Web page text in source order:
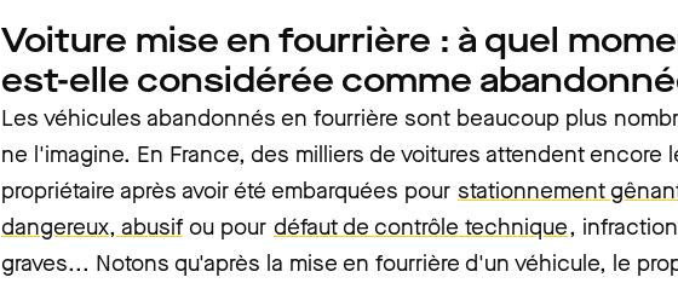
Voiture mise en fourrière : à quel
est-elle considérée comme
Les véhicules abandonnés en fourrière sont beaucoup plus
ne l'imagine. En France, des milliers de voitures attendent encore
propriétaire après avoir été embarquées pour stationnement
dangereux, abusif ou pour défaut de contrôle technique,
graves... Notons qu'après la mise en fourrière d'un véhicule, le